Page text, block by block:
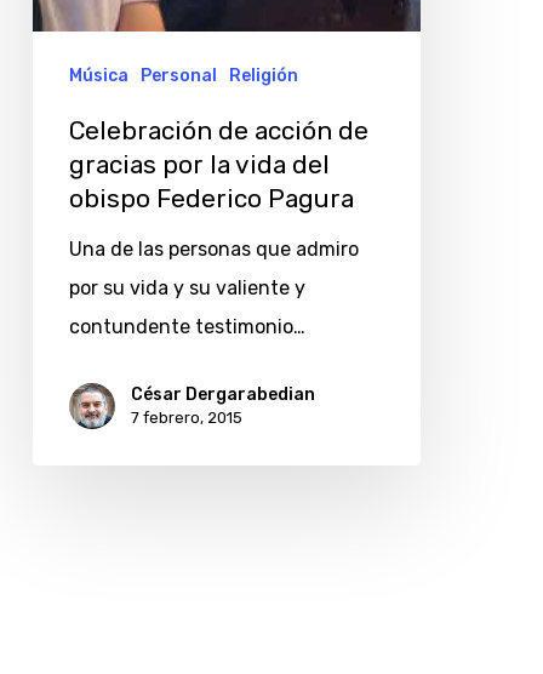
Pagura
Música Personal Religión
Celebración de acción de
gracias por la vida del
obispo Federico Pagura
Una de las personas que admiro
por su vida y su valiente y
contundente testimonio…
César Dergarabedian
7 febrero, 2015